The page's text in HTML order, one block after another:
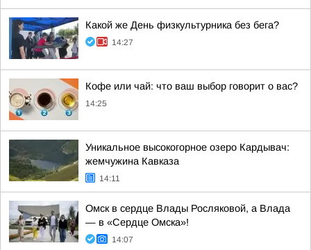
Какой же День физкультурника без бега?
14:27
Кофе или чай: что ваш выбор говорит о вас?
14:25
Уникальное высокогорное озеро Кардывач:
жемчужина Кавказа
14:11
Омск в сердце Влады Росляковой, а Влада
— в «Сердце Омска»!
14:07